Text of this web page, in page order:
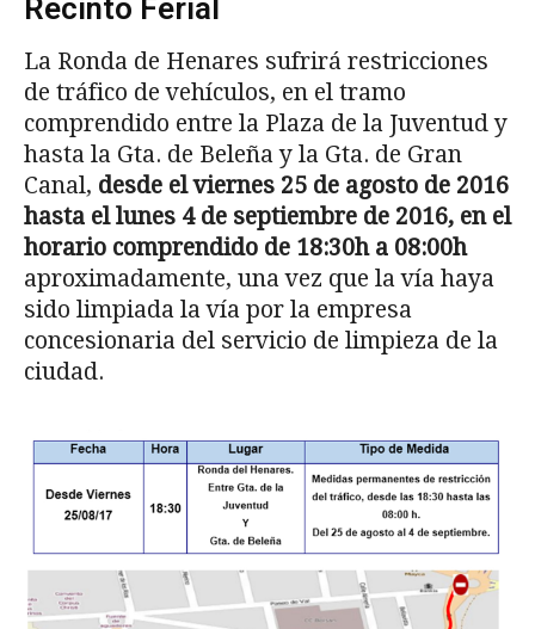
Recinto Ferial
La Ronda de Henares sufrirá restricciones
de tráfico de vehículos, en el tramo
comprendido entre la Plaza de la Juventud y
hasta la Gta. de Beleña y la Gta. de Gran
Canal, desde el viernes 25 de agosto de 2016
hasta el lunes 4 de septiembre de 2016, en el
horario comprendido de 18:30h a 08:00h
aproximadamente, una vez que la vía haya
sido limpiada la vía por la empresa
concesionaria del servicio de limpieza de la
ciudad.